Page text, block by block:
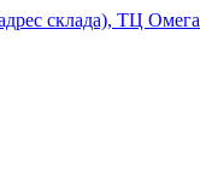
склада), ТЦ Омега